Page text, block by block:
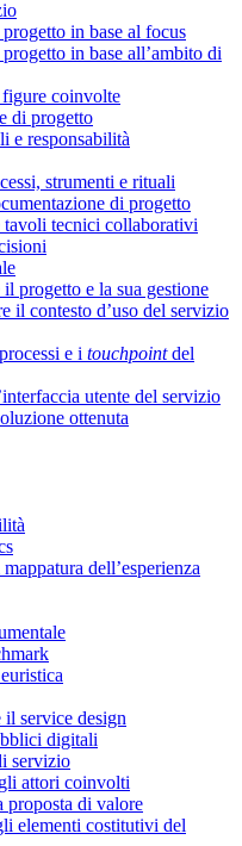
in base al focus
in base all’ambito di
coinvolte
di progetto
e responsabilità
strumenti e rituali
di progetto
tavoli tecnici collaborativi
progetto e la sua gestione
il contesto d’uso del servizio
e i touchpointdel
utente del servizio
ottenuta
dell’esperienza
il service design
digitali
servizio
attori coinvolti
proposta di valore
elementi costitutivi del